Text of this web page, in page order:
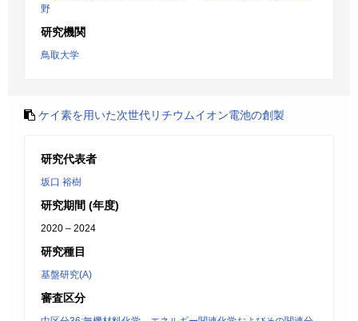
野
研究機関
鳥取大学
ケイ素を用いた次世代リチウムイオン電池の創製
研究代表者
坂口 裕樹
研究期間 (年度)
2020 – 2024
研究種目
基盤研究(A)
審査区分